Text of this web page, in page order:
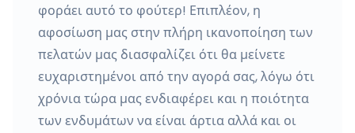
φοράει αυτό το φούτερ! Επιπλέον, η
αφοσίωση μας στην πλήρη ικανοποίηση των
πελατών μας διασφαλίζει ότι θα μείνετε
ευχαριστημένοι από την αγορά σας, λόγω ότι
χρόνια τώρα μας ενδιαφέρει και η ποιότητα
των ενδυμάτων να είναι άρτια αλλά και οι